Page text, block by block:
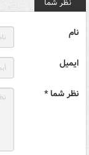
نظر شما
نام
ایمیل
نظر شما *